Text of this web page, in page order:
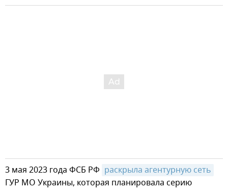
3 мая 2023 года ФСБ РФ раскрыла агентурную сеть
ГУР МО Украины, которая планировала серию